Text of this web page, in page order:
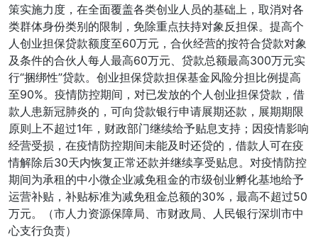
策实施力度，在全面覆盖各类创业人员的基础上，取消对各
类群体身份类别的限制，免除重点扶持对象反担保。提高个
人创业担保贷款额度至60万元，合伙经营的按符合贷款对象
及条件的合伙人每人最高60万元、贷款总额最高300万元实
行“捆绑性”贷款。创业担保贷款担保基金风险分担比例提高
至90%。疫情防控期间，对已发放的个人创业担保贷款，借
款人患新冠肺炎的，可向贷款银行申请展期还款，展期期限
原则上不超过1年，财政部门继续给予贴息支持；因疫情影响
经营受损，在疫情防控期间未能及时还贷的，借款人可在疫
情解除后30天内恢复正常还款并继续享受贴息。对疫情防控
期间为承租的中小微企业减免租金的市级创业孵化基地给予
运营补贴，补贴标准为减免租金总额的30%，最高不超过50
万元。（市人力资源保障局、市财政局、人民银行深圳市中
心支行负责）